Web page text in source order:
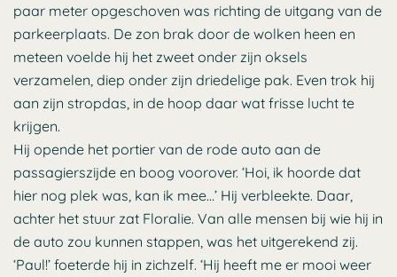
paar meter opgeschoven was richting de uitgang van de
parkeerplaats. De zon brak door de wolken heen en
meteen voelde hij het zweet onder zijn oksels
verzamelen, diep onder zijn driedelige pak. Even trok hij
aan zijn stropdas, in de hoop daar wat frisse lucht te
krijgen.
Hij opende het portier van de rode auto aan de
passagierszijde en boog voorover. ‘Hoi, ik hoorde dat
hier nog plek was, kan ik mee…’ Hij verbleekte. Daar,
achter het stuur zat Floralie. Van alle mensen bij wie hij in
de auto zou kunnen stappen, was het uitgerekend zij.
‘Paul!’ foeterde hij in zichzelf. ‘Hij heeft me er mooi weer